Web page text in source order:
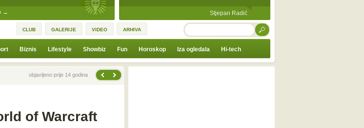
→ Stjepan Radić
CLUB GALERIJE VIDEO ARHIVA TRAŽI
Biznis Lifestyle Showbiz Fun Horoskop Iza ogledala Hi-tech
objavljeno prije 14 godina
of Warcraft